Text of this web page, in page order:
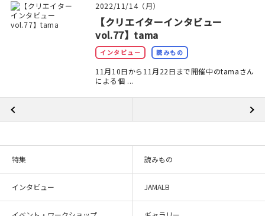
2022/11/14（月）
【クリエイターインタビュー
vol.77】tama
インタビュー 読みもの
11月10日から11月22日まで開催中のtamaさん
による個 ...
特集 読みもの
インタビュー JAMALB